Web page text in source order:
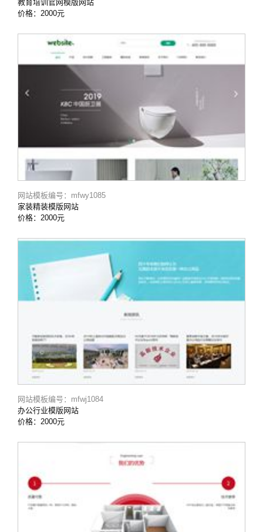
教育培训官网模版网站
价格：2000元
网站模板编号：mfwy1085
家装精装模版网站
价格：2000元
网站模板编号：mfwj1084
办公行业模版网站
价格：2000元